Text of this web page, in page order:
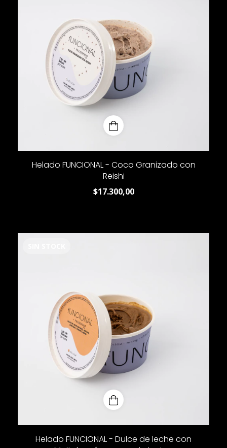
Helado FUNCIONAL - Coco Granizado con
Reishi
$17.300,00
Helado FUNCIONAL - Dulce de leche con